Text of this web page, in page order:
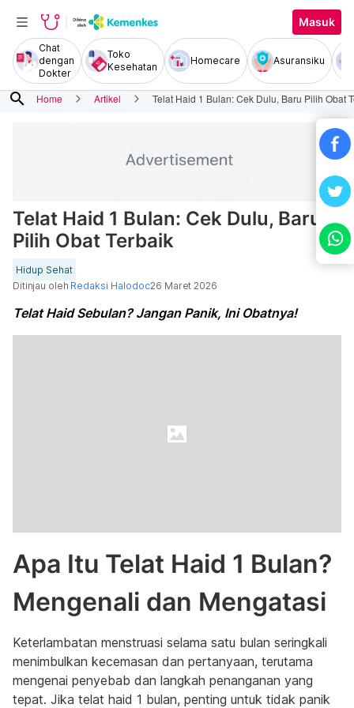
Masuk
Chat
dengan
Dokter
Toko
Kesehatan
Homecare Asuransiku
search Home Artikel Telat Haid 1 Bulan: Cek Dulu, Baru Pilih Obat
Telat Haid 1 Bulan: Cek Dulu, Baru
Pilih Obat Terbaik
Hidup Sehat
Ditinjau oleh Redaksi Halodoc26 Maret 2026
Telat Haid Sebulan? Jangan Panik, Ini Obatnya!
Apa Itu Telat Haid 1 Bulan?
Mengenali dan Mengatasi
Keterlambatan menstruasi selama satu bulan seringkali
menimbulkan kecemasan dan pertanyaan, terutama
mengenai penyebab dan langkah penanganan yang
tepat. Jika telat haid 1 bulan, penting untuk tidak panik